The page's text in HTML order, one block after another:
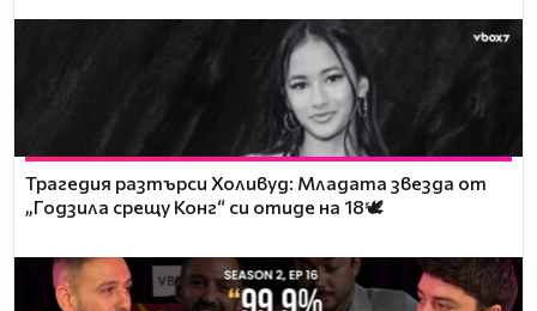
Трагедия разтърси Холивуд: Младата звезда от
„Годзила срещу Конг“ си отиде на 18🕊️